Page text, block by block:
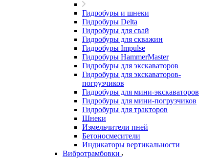
Гидробуры и шнеки
Гидробуры Delta
Гидробуры для свай
Гидробуры для скважин
Гидробуры Impulse
Гидробуры HammerMaster
Гидробуры для экскаваторов
Гидробуры для экскаваторов-
погрузчиков
Гидробуры для мини-экскаваторов
Гидробуры для мини-погрузчиков
Гидробуры для тракторов
Шнеки
Измельчители пней
Бетоносмесители
Индикаторы вертикальности
Вибротрамбовки